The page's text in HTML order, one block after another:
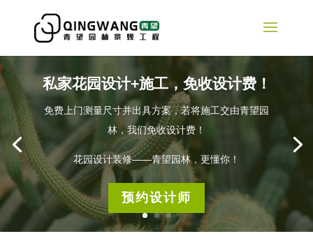
私家花园设计+施工，免收设计费！
免费上门测量尺寸并出具方案，若将施工交由青望园
林，我们免收设计费！
花园设计装修——青望园林，更懂你！
预约设计师